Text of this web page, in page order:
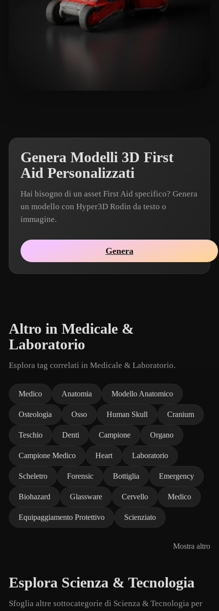
Genera Modelli 3D First
Aid Personalizzati
Hai bisogno di un asset First Aid specifico? Genera
un modello con Hyper3D Rodin da testo o
immagine.
Genera
Altro in Medicale &
Laboratorio
Esplora tag correlati in Medicale & Laboratorio.
Medico Anatomia Modello Anatomico
Osteologia Osso Human Skull Cranium
Teschio Denti Campione Organo
Campione Medico Heart Laboratorio
Scheletro Forensic Bottiglia Emergency
Biohazard Glassware Cervello Medico
Equipaggiamento Protettivo Scienziato
Mostra altro
Esplora Scienza & Tecnologia
Sfoglia altre sottocategorie di Scienza & Tecnologia per